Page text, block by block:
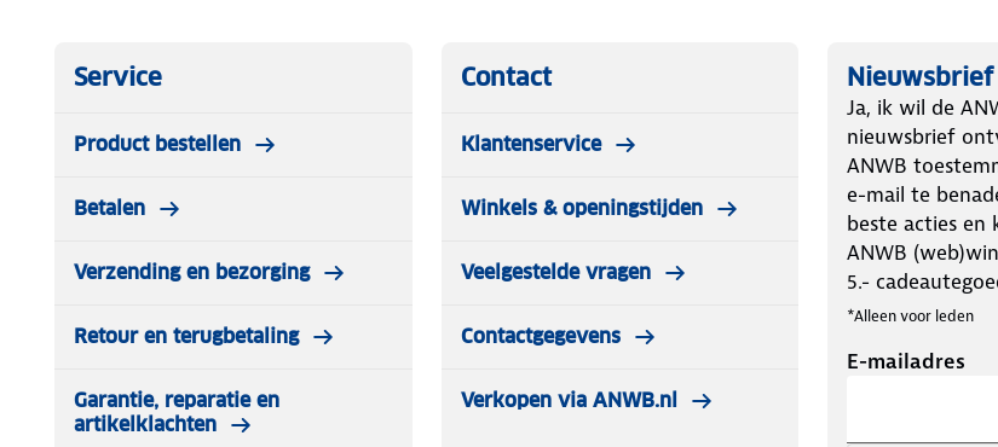
De kettingafdekking beschermt lak en afwerkingen, het geborduurde logo zal niet
5 lasergesneden sleutels, waarvan 1 met LED microlampje
Service
Product bestellen
Betalen
Verzending en bezorging
Retour en terugbetaling
Garantie, reparatie en
artikelklachten
Contact
Klantenservice
Winkels & openingstijden
Veelgestelde vragen
Contactgegevens
Verkopen via ANWB.nl
Nieuwsbrief
Ja, ik wil de
nieuwsbrief
ANWB
e-mail te
beste acties
ANWB
5.-
*Alleen voor leden
E-mailadres